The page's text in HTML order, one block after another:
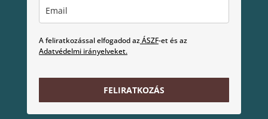
A feliratkozással elfogadod azÁSZF-et és az
Adatvédelmi irányelveket.
FELIRATKOZÁS